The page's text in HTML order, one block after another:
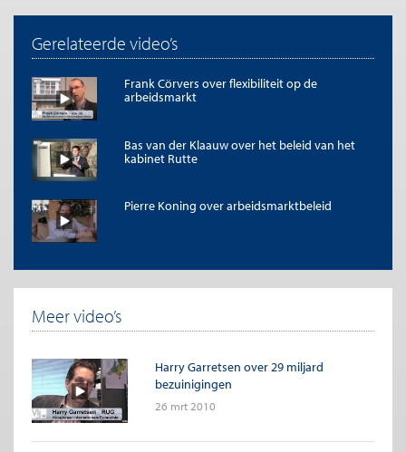
Gerelateerde video’s
Frank Cörvers over flexibiliteit op de
arbeidsmarkt
Bas van der Klaauw over het beleid van het
kabinet Rutte
Pierre Koning over arbeidsmarktbeleid
Meer video’s
Harry Garretsen over 29 miljard
bezuinigingen
26 mrt 2010